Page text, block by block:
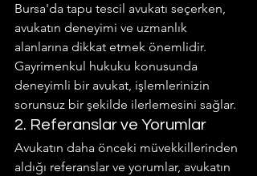
Bursa'da tapu tescil avukatı seçerken,
avukatın deneyimi ve uzmanlık
alanlarına dikkat etmek önemlidir.
Gayrimenkul hukuku konusunda
deneyimli bir avukat, işlemlerinizin
sorunsuz bir şekilde ilerlemesini sağlar.
2. Referanslar ve Yorumlar
Avukatın daha önceki müvekkillerinden
aldığı referanslar ve yorumlar, avukatın